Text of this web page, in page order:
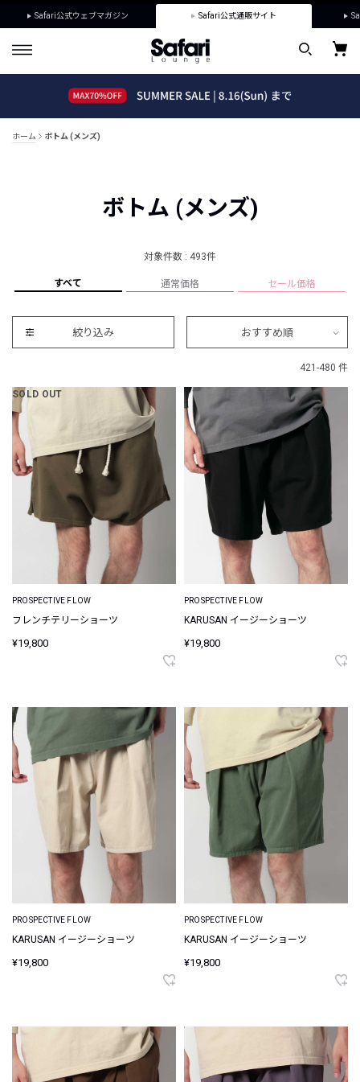
Safari公式ウェブマガジン Safari公式通販サイト
ホーム ボトム (メンズ)
ボトム (メンズ)
対象件数 : 493件
すべて 通常価格 セール価格
絞り込み おすすめ順
421-480 件
SOLD OUT
PROSPECTIVE FLOW
フレンチテリーショーツ
¥19,800
PROSPECTIVE FLOW
KARUSAN イージーショーツ
¥19,800
PROSPECTIVE FLOW
KARUSAN イージーショーツ
¥19,800
PROSPECTIVE FLOW
KARUSAN イージーショーツ
¥19,800